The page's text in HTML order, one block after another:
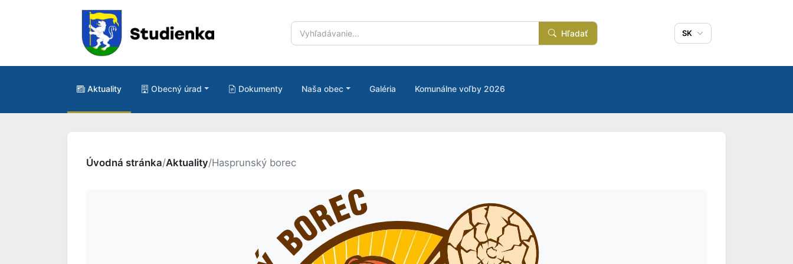
Hľadať SK
Aktuality Obecný úrad Dokumenty Naša obec Galéria Komunálne voľby 2026
Úvodná stránka/Aktuality/Hasprunský borec